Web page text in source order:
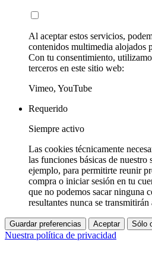
Al aceptar estos servicios,
contenidos multimedia alojados
Con tu consentimiento,
terceros en este sitio web:
Vimeo, YouTube
Requerido
Siempre activo
Las cookies técnicamente
las funciones básicas de
ejemplo, para permitirte reunir
compra o iniciar sesión en tu
que no podemos sacar ninguna
resultantes nunca se transmitirán
Guardar preferencias Aceptar Sólo
Nuestra política de privacidad